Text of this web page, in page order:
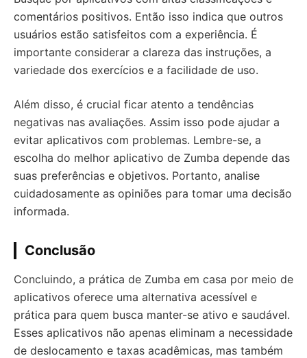
comentários positivos. Então isso indica que outros
usuários estão satisfeitos com a experiência. É
importante considerar a clareza das instruções, a
variedade dos exercícios e a facilidade de uso.
Além disso, é crucial ficar atento a tendências
negativas nas avaliações. Assim isso pode ajudar a
evitar aplicativos com problemas. Lembre-se, a
escolha do melhor aplicativo de Zumba depende das
suas preferências e objetivos. Portanto, analise
cuidadosamente as opiniões para tomar uma decisão
informada.
Conclusão
Concluindo, a prática de Zumba em casa por meio de
aplicativos oferece uma alternativa acessível e
prática para quem busca manter-se ativo e saudável.
Esses aplicativos não apenas eliminam a necessidade
de deslocamento e taxas acadêmicas, mas também